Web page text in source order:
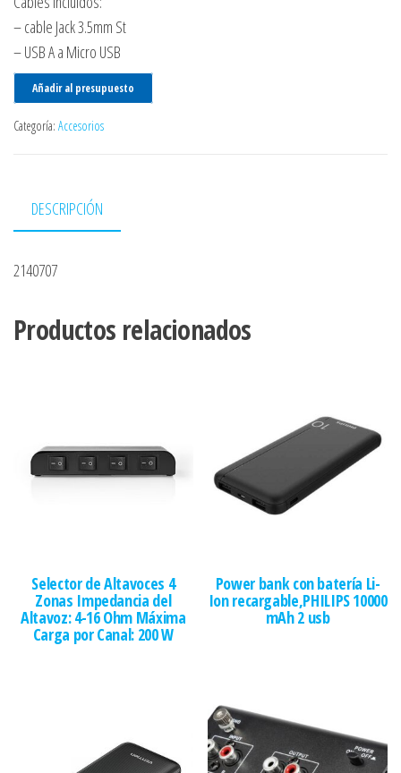
– cable Jack 3.5mm St
– USB A a Micro USB
Añadir al presupuesto
Categoría: Accesorios
DESCRIPCIÓN
2140707
Productos relacionados
Selector de Altavoces 4
Zonas Impedancia del
Altavoz: 4-16 Ohm Máxima
Carga por Canal: 200 W
Power bank con batería Li-
Ion recargable,PHILIPS 10000
mAh 2 usb